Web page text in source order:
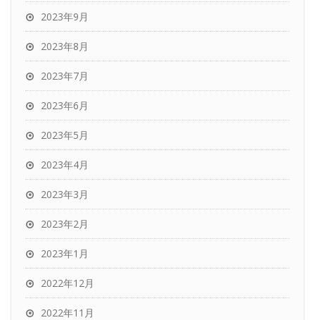
2023年9月
2023年8月
2023年7月
2023年6月
2023年5月
2023年4月
2023年3月
2023年2月
2023年1月
2022年12月
2022年11月